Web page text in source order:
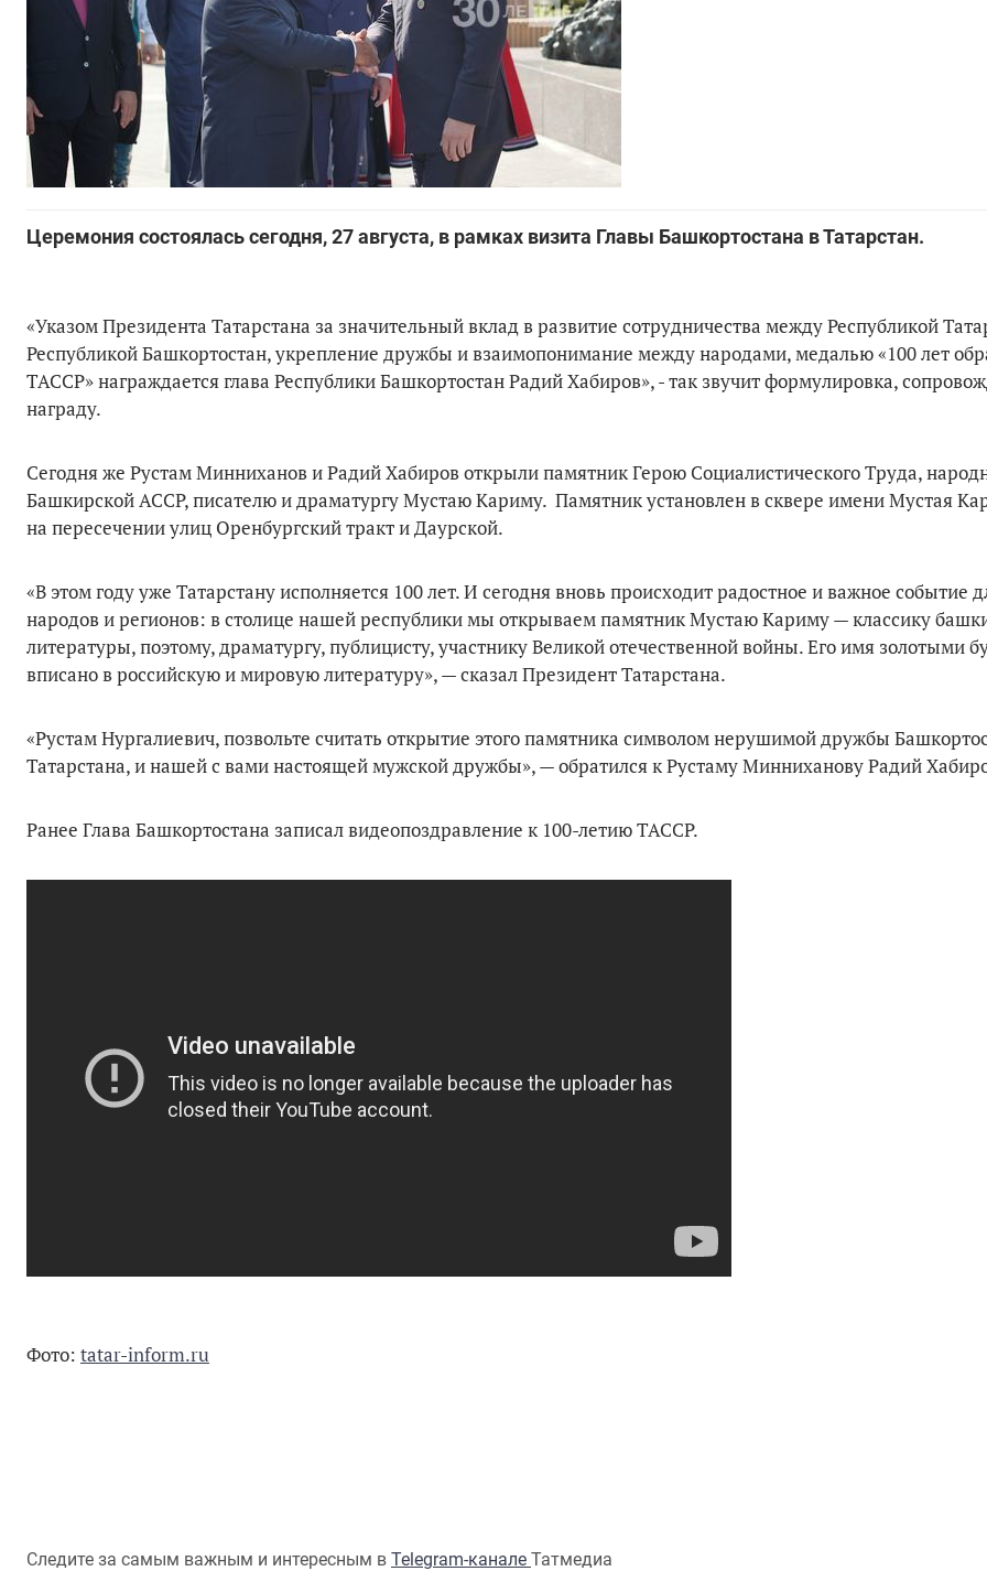
Церемония состоялась сегодня, 27 августа, в рамках визита Главы Башкортостана в Татарстан.
«Указом Президента Татарстана за значительный вклад в развитие сотрудничества между Республикой
Республикой Башкортостан, укрепление дружбы и взаимопонимание между народами, медалью «100 лет
ТАССР» награждается глава Республики Башкортостан Радий Хабиров», - так звучит формулировка,
награду.
Сегодня же Рустам Минниханов и Радий Хабиров открыли памятник Герою Социалистического Труда,
Башкирской АССР, писателю и драматургу Мустаю Кариму. Памятник установлен в сквере имени Мустая
на пересечении улиц Оренбургский тракт и Даурской.
«В этом году уже Татарстану исполняется 100 лет. И сегодня вновь происходит радостное и важное событие
народов и регионов: в столице нашей республики мы открываем памятник Мустаю Кариму — классику
литературы, поэтому, драматургу, публицисту, участнику Великой отечественной войны. Его имя золотыми
вписано в российскую и мировую литературу», — сказал Президент Татарстана.
«Рустам Нургалиевич, позвольте считать открытие этого памятника символом нерушимой дружбы
Татарстана, и нашей с вами настоящей мужской дружбы», — обратился к Рустаму Минниханову Радий
Ранее Глава Башкортостана записал видеопоздравление к 100-летию ТАССР.
Фото: tatar-inform.ru
Следите за самым важным и интересным в Telegram-канале Татмедиа